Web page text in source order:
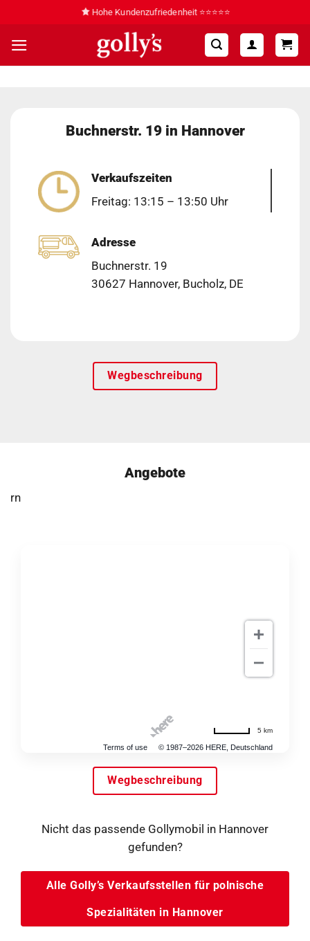
springen
Hohe Kundenzufriedenheit ⭐⭐⭐⭐⭐
Buchnerstr. 19 in Hannover
Verkaufszeiten
Freitag: 13:15 – 13:50 Uhr
Adresse
Buchnerstr. 19
30627 Hannover, Bucholz, DE
Wegbeschreibung
Angebote
rn
Terms of use © 1987–2026 HERE, Deutschland
5 km
Wegbeschreibung
Nicht das passende Gollymobil in Hannover
gefunden?
Alle Golly’s Verkaufsstellen für polnische
Spezialitäten in Hannover